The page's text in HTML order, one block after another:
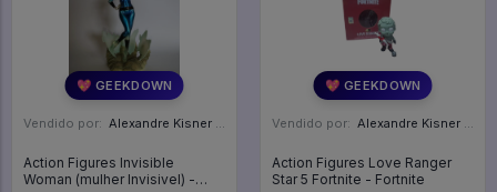
💖 GEEKDOWN
Vendido por: Alexandre Kisner - PR
Action Figures Invisible
Woman (mulher Invisivel) -
💖 GEEKDOWN
Vendido por: Alexandre Kisner - PR
Action Figures Love Ranger
Star 5 Fortnite - Fortnite